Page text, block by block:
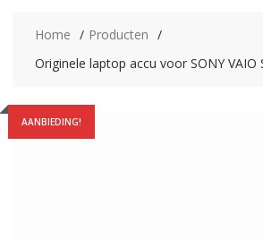
Home
Producten
Originele laptop accu voor SONY VAIO
AANBIEDING!